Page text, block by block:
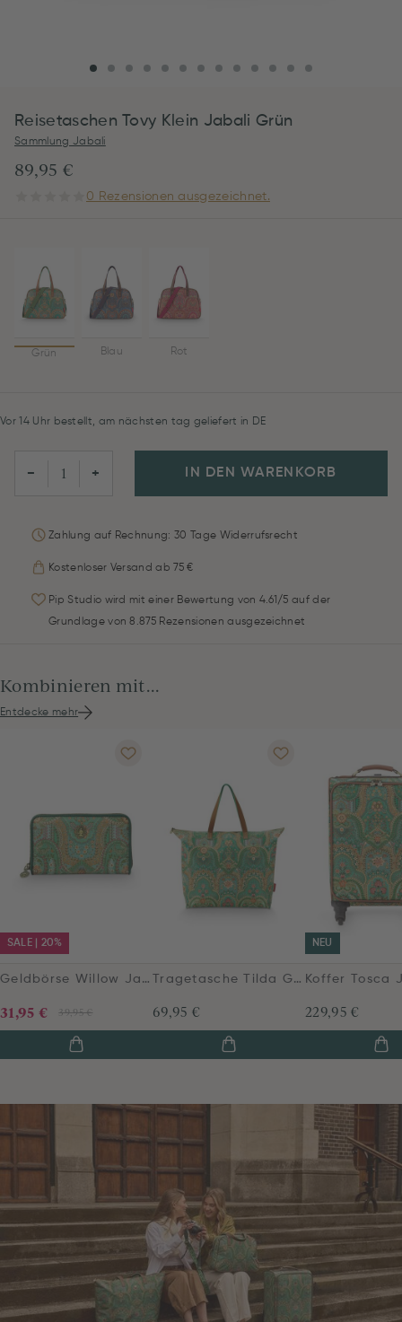
Reisetaschen Tovy Klein Jabali Grün
Sammlung Jabali
89,95 €
0 Rezensionen ausgezeichnet.
Grün Blau Rot
Vor 14 Uhr bestellt, am nächsten tag geliefert in DE
− + IN DEN WARENKORB
Zahlung auf Rechnung: 30 Tage Widerrufsrecht
Kostenloser Versand ab 75 €
Pip Studio wird mit einer Bewertung von 4.61/5 auf der
Grundlage von 8.875 Rezensionen ausgezeichnet
Kombinieren mit...
Entdecke mehr
SALE | 20%
Geldbörse Willow Jabali Grün
39,95 €
31,95 €
Tragetasche Tilda Groß Jabali Grün
69,95 €
NEU
229,95 €